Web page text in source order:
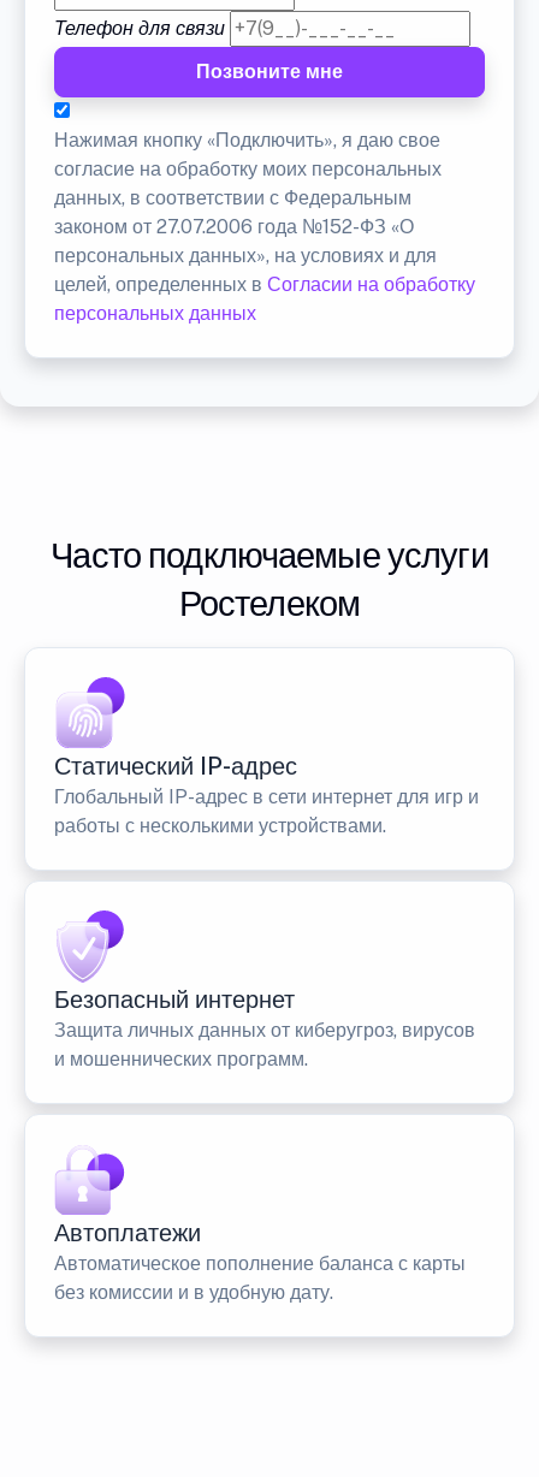
Телефон для связи
Позвоните мне
Нажимая кнопку «Подключить», я даю свое
согласие на обработку моих персональных
данных, в соответствии с Федеральным
законом от 27.07.2006 года №152-ФЗ «О
персональных данных», на условиях и для
целей, определенных в Согласии на обработку
персональных данных
Часто подключаемые услуги
Ростелеком
Статический IP-адрес
Глобальный IP-адрес в сети интернет для игр и
работы с несколькими устройствами.
Безопасный интернет
Защита личных данных от киберугроз, вирусов
и мошеннических программ.
Автоплатежи
Автоматическое пополнение баланса с карты
без комиссии и в удобную дату.